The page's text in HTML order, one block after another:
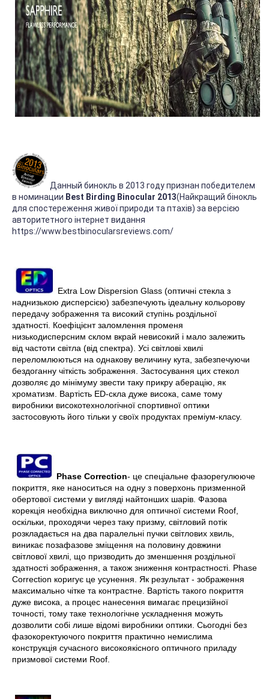
Данный бинокль в 2013 году признан победителем
в номинации Best Birding Binocular 2013(Найкращий бінокль
для спостереження живої природи та птахів) за версією
авторитетного інтернет видання
https://www.bestbinocularsreviews.com/
Extra Low Dispersion Glass (оптичні стекла з
наднизькою дисперсією) забезпечують ідеальну кольорову
передачу зображення та високий ступінь роздільної
здатності. Коефіцієнт заломлення променя
низькодисперсним склом вкрай невисокий і мало залежить
від частоти світла (від спектра). Усі світлові хвилі
переломлюються на однакову величину кута, забезпечуючи
бездоганну чіткість зображення. Застосування цих стекол
дозволяє до мінімуму звести таку прикру аберацію, як
хроматизм. Вартість ED-скла дуже висока, саме тому
виробники високотехнологічної спортивної оптики
застосовують його тільки у своїх продуктах преміум-класу.
Phase Correction- це спеціальне фазорегулююче
покриття, яке наноситься на одну з поверхонь призменной
обертової системи у вигляді найтонших шарів. Фазова
корекція необхідна виключно для оптичної системи Roof,
оскільки, проходячи через таку призму, світловий потік
розкладається на два паралельні пучки світлових хвиль,
виникає позафазове зміщення на половину довжини
світлової хвилі, що призводить до зменшення роздільної
здатності зображення, а також зниження контрастності. Phase
Correction коригує це усунення. Як результат - зображення
максимально чітке та контрастне. Вартість такого покриття
дуже висока, а процес нанесення вимагає прецизійної
точності, тому таке технологічне ускладнення можуть
дозволити собі лише відомі виробники оптики. Сьогодні без
фазокоректуючого покриття практично немислима
конструкція сучасного високоякісного оптичного приладу
призмової системи Roof.